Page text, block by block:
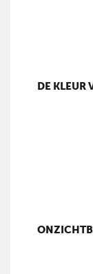
DE KLEUR